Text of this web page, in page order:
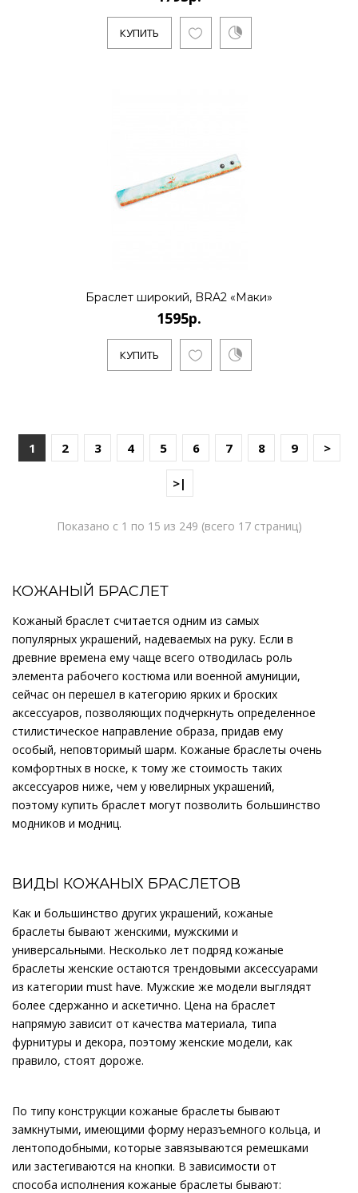
КУПИТЬ
Браслет широкий, BRA2 «Маки»
1595р.
КУПИТЬ
1 2 3 4 5 6 7 8 9 >
>|
Показано с 1 по 15 из 249 (всего 17 страниц)
КОЖАНЫЙ БРАСЛЕТ
Кожаный браслет считается одним из самых
популярных украшений, надеваемых на руку. Если в
древние времена ему чаще всего отводилась роль
элемента рабочего костюма или военной амуниции,
сейчас он перешел в категорию ярких и броских
аксессуаров, позволяющих подчеркнуть определенное
стилистическое направление образа, придав ему
особый, неповторимый шарм. Кожаные браслеты очень
комфортных в носке, к тому же стоимость таких
аксессуаров ниже, чем у ювелирных украшений,
поэтому купить браслет могут позволить большинство
модников и модниц.
ВИДЫ КОЖАНЫХ БРАСЛЕТОВ
Как и большинство других украшений, кожаные
браслеты бывают женскими, мужскими и
универсальными. Несколько лет подряд кожаные
браслеты женские остаются трендовыми аксессуарами
из категории must have. Мужские же модели выглядят
более сдержанно и аскетично. Цена на браслет
напрямую зависит от качества материала, типа
фурнитуры и декора, поэтому женские модели, как
правило, стоят дороже.
По типу конструкции кожаные браслеты бывают
замкнутыми, имеющими форму неразъемного кольца, и
лентоподобными, которые завязываются ремешками
или застегиваются на кнопки. В зависимости от
способа исполнения кожаные браслеты бывают: